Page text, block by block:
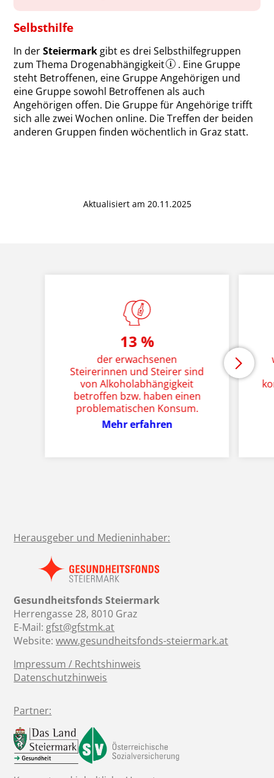
Selbsthilfe
In derSteiermark gibt es drei Selbsthilfegruppen
zum Thema Drogenabhängigkeit
. Eine Gruppe
steht Betroffenen, eine Gruppe Angehörigen und
eine Gruppe sowohl Betroffenen als auch
Angehörigen offen. Die Gruppe für Angehörige trifft
sich alle zwei Wochen online. Die Treffen der beiden
anderen Gruppen finden wöchentlich in Graz statt.
Aktualisiert am 20.11.2025
13 %
der erwachsenen
Steirerinnen und Steirer sind
von Alkoholabhängigkeit
betroffen bzw. haben einen
problematischen Konsum.
Mehr erfahren
Herausgeber und Medieninhaber:
Gesundheitsfonds Steiermark
Herrengasse 28, 8010 Graz
E-Mail: gfst@gfstmk.at
Website:www.gesundheitsfonds-steiermark.at
Impressum / Rechtshinweis
Datenschutzhinweis
Partner: